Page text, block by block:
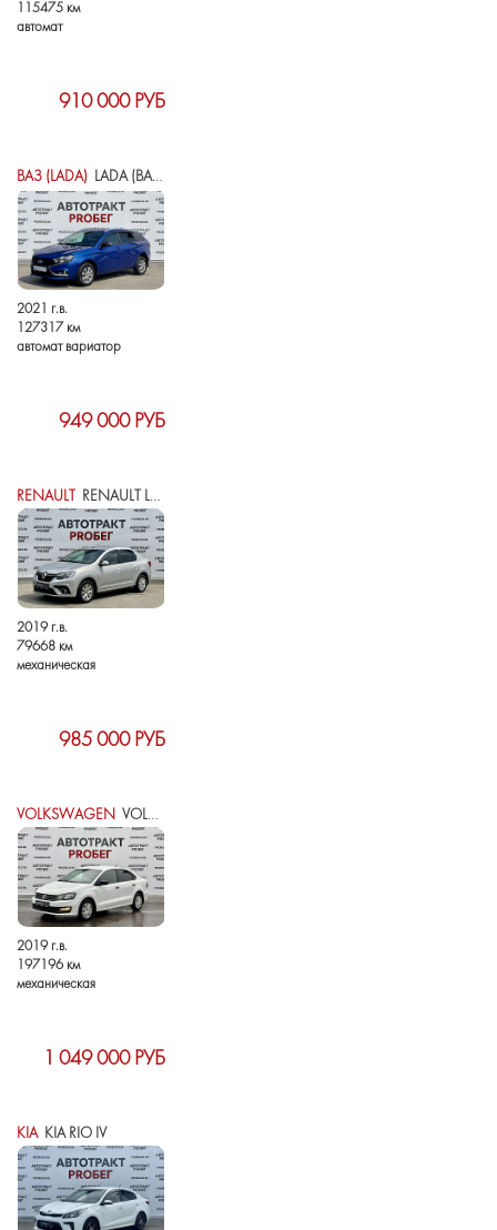
115475 км
автомат
910 000 РУБ
ВАЗ (LADA) LADA (ВАЗ) VESTA I
2021 г.в.
127317 км
автомат вариатор
949 000 РУБ
RENAULT RENAULT LOGAN II РЕСТАЙЛИНГ
2019 г.в.
79668 км
механическая
985 000 РУБ
VOLKSWAGEN VOLKSWAGEN POLO V РЕСТАЙЛИНГ
2019 г.в.
197196 км
механическая
1 049 000 РУБ
KIAKIA RIO IV